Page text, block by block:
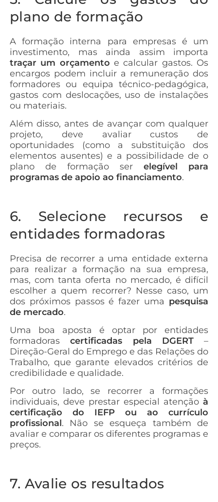
plano de formação
A formação interna para empresas é um
investimento, mas ainda assim importa
traçar um orçamento e calcular gastos. Os
encargos podem incluir a remuneração dos
formadores ou equipa técnico-pedagógica,
gastos com deslocações, uso de instalações
ou materiais.
Além disso, antes de avançar com qualquer
projeto, deve avaliar custos de
oportunidades (como a substituição dos
elementos ausentes) e a possibilidade de o
plano de formação ser elegível para
programas de apoio ao financiamento.
6. Selecione recursos e
entidades formadoras
Precisa de recorrer a uma entidade externa
para realizar a formação na sua empresa,
mas, com tanta oferta no mercado, é difícil
escolher a quem recorrer? Nesse caso, um
dos próximos passos é fazer uma pesquisa
de mercado.
Uma boa aposta é optar por entidades
formadorascertificadas pela DGERT–
Direção-Geral do Emprego e das Relações do
Trabalho, que garante elevados critérios de
credibilidade e qualidade.
Por outro lado, se recorrer a formações
individuais, deve prestar especial atenção à
certificação do IEFP ou ao currículo
profissional. Não se esqueça também de
avaliar e comparar os diferentes programas e
preços.
7. Avalie os resultados